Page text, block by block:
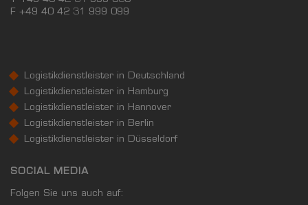
F +49 40 42 31 999 099
Logistikdienstleister in Deutschland
Logistikdienstleister in Hamburg
Logistikdienstleister in Hannover
Logistikdienstleister in Berlin
Logistikdienstleister in Düsseldorf
SOCIAL MEDIA
Folgen Sie uns auch auf: